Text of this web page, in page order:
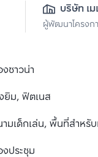
บริษัท เ
จำกัด (มห
ผู้พัฒนาโครงก
ซาวน่า
ยิม, ฟิตเนส
มเด็กเล่น, พื้นที่สำหรั
ประชุม